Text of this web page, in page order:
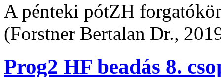
A pénteki pótZH
(Forstner Bertalan Dr.,
Prog2 HF beadás 8.